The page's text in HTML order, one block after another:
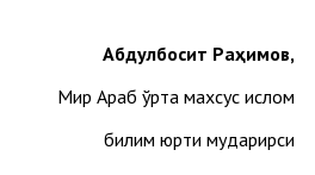
Абдулбосит Раҳимов,
Мир Араб ўрта махсус ислом
билим юрти мударирси